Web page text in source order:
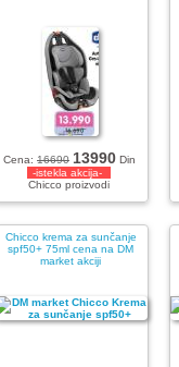
Cena: 16690 13990 Din
-istekla akcija-
Chicco proizvodi
Chicco krema za sunčanje
spf50+ 75ml cena na DM
market akciji